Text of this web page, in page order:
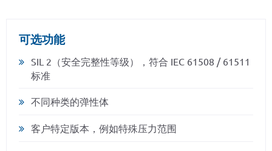
可选功能
SIL 2（安全完整性等级），符合 IEC 61508 / 61511
标准
不同种类的弹性体
客户特定版本，例如特殊压力范围